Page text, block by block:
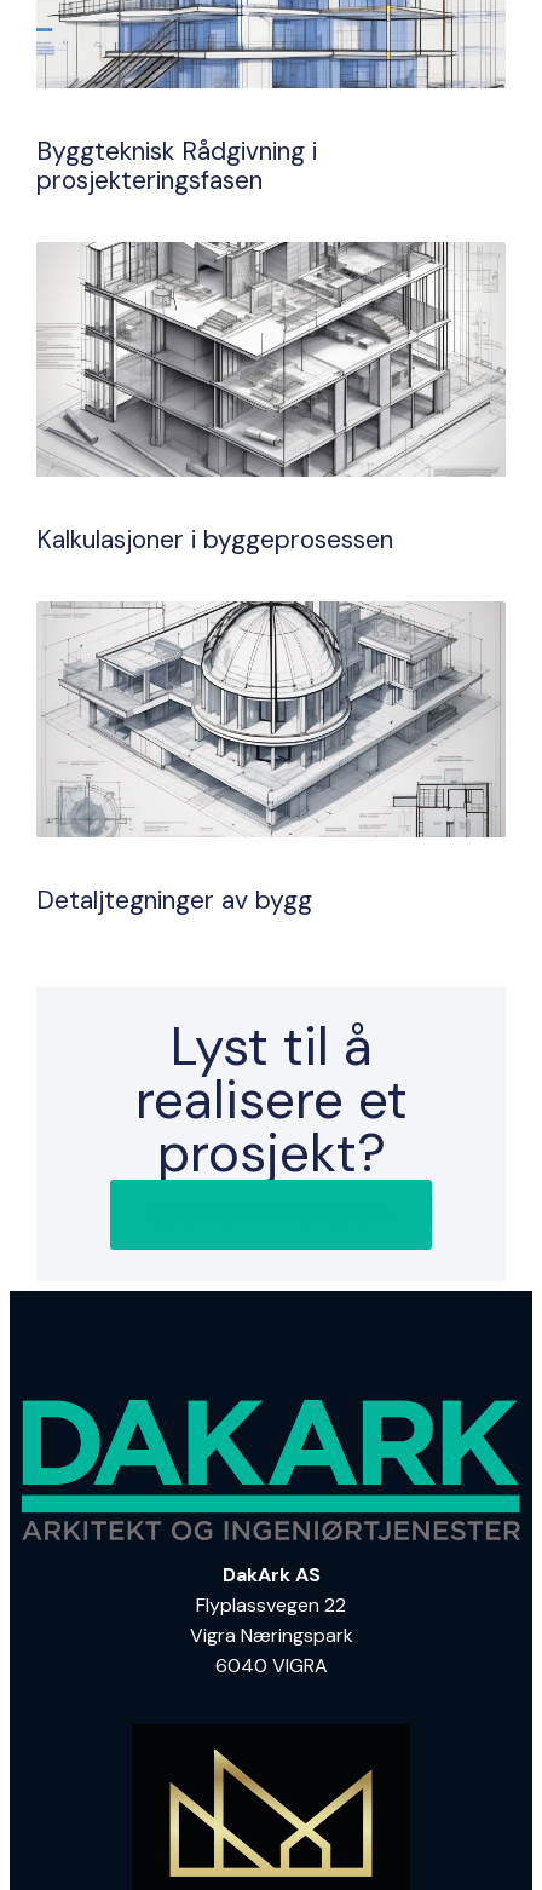
Byggteknisk Rådgivning i
prosjekteringsfasen
Kalkulasjoner i byggeprosessen
Detaljtegninger av bygg
Lyst til å
realisere et
prosjekt?
DakArk AS
Flyplassvegen 22
Vigra Næringspark
6040 VIGRA